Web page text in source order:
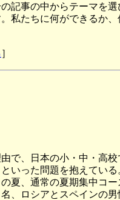
記事の中からテーマを
私たちに何ができるか
］
で、日本の小・中・高
いった問題を抱えている
夏、通常の夏期集中コー
、ロシアとスペインの